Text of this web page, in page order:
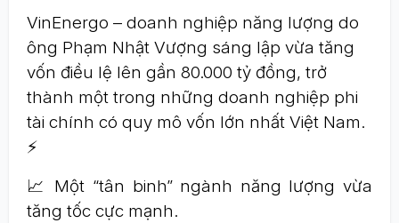
VinEnergo – doanh nghiệp năng lượng do
ông Phạm Nhật Vượng sáng lập vừa tăng
vốn điều lệ lên gần 80.000 tỷ đồng, trở
thành một trong những doanh nghiệp phi
tài chính có quy mô vốn lớn nhất Việt Nam.
⚡
📈 Một “tân binh” ngành năng lượng vừa
tăng tốc cực mạnh.